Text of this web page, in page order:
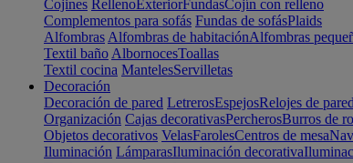
Cojines RellenoExteriorFundasCojín con relleno
Complementos para sofás Fundas de sofásPlaids
Alfombras Alfombras de habitaciónAlfombras
Textil baño AlbornocesToallas
Textil cocina MantelesServilletas
Decoración
Decoración de pared LetrerosEspejosRelojes de pared
Organización Cajas decorativasPercherosBurros de
Objetos decorativos VelasFarolesCentros de mesa
Iluminación LámparasIluminación decorativa